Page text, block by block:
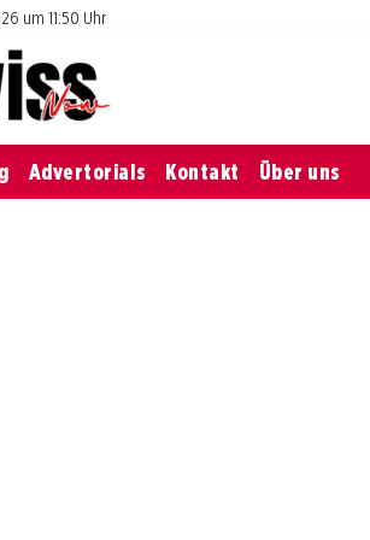
um 11:50 Uhr
Advertorials Kontakt Über uns